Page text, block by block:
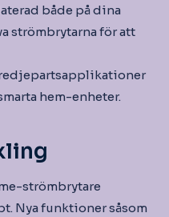
både på dina
strömbrytarna för att
hem-enheter.
strömbrytare
Nya funktioner såsom